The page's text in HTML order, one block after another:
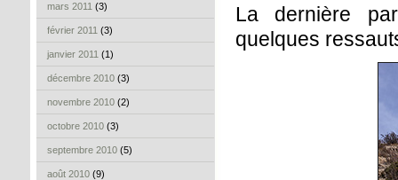
mars 2011 (3)
février 2011 (3)
janvier 2011 (1)
décembre 2010 (3)
novembre 2010 (2)
octobre 2010 (3)
septembre 2010 (5)
août 2010 (9)
La dernière
quelques